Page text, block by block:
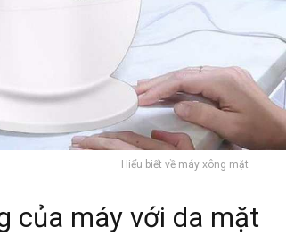
Hiểu biết về máy xông mặt
của máy với da mặt